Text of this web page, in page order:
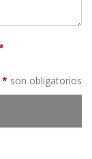
* son obligatorios